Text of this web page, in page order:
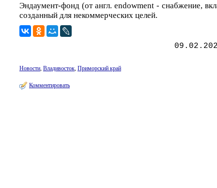
Эндаумент-фонд (от англ. endowment - снабжение,
созданный для некоммерческих целей.
Новости, Владивосток, Приморский край
Комментировать